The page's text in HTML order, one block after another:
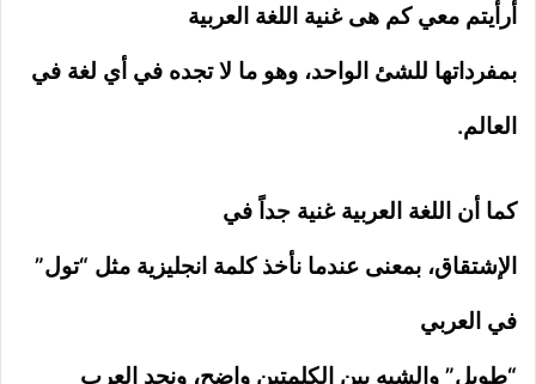
أرأيتم معي كم هى غنية اللغة العربية
بمفرداتها للشئ الواحد، وهو ما لا تجده في أي لغة في
العالم.
كما أن اللغة العربية غنية جداً في
الإشتقاق، بمعنى عندما نأخذ كلمة انجليزية مثل “تول”
في العربي
“طويل” والشبه بين الكلمتين واضح، ونجد العرب